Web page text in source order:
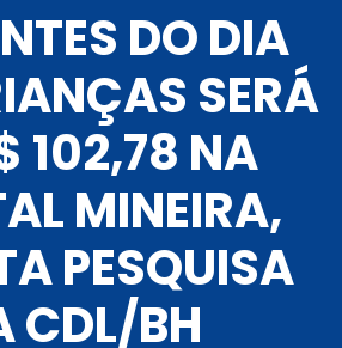
DO DIA
SERÁ
102,78 NA
MINEIRA,
PESQUISA
CDL/BH